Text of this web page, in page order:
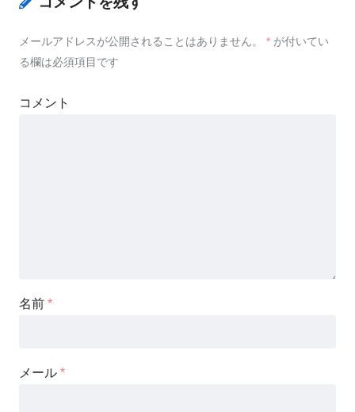
メールアドレスが公開されることはありません。 * が付いてい
る欄は必須項目です
コメント
名前 *
メール *